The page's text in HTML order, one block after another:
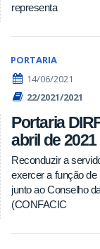
representa
PORTARIA
14/06/2021
22/2021/2021
Portaria
abril de 2021
Reconduzir a
exercer a função
junto ao Conselho
(CONFACIC